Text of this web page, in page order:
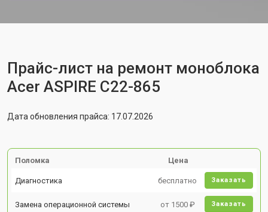
Прайс-лист на ремонт моноблока
Acer ASPIRE C22-865
Дата обновления прайса: 17.07.2026
Поломка Цена
Диагностика бесплатно Заказать
Замена операционной системы от 1500 ₽ Заказать